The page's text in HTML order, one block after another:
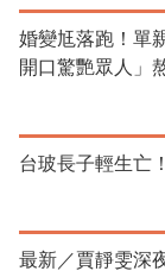
婚變尪落跑！單
開口驚艷眾人」
台玻長子輕生亡
最新／賈靜雯深